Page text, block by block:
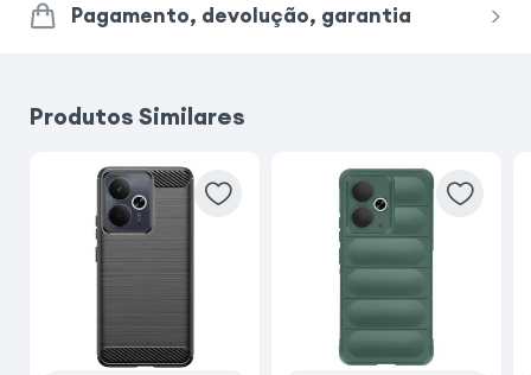
Pagamento, devolução, garantia
Produtos Similares